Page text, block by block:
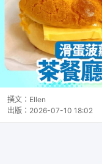
撰文： Ellen
出版： 2026-07-10 18:02